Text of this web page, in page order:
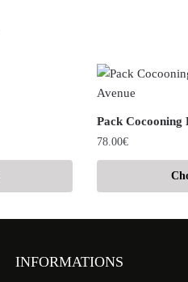
Pack Cocooning
78.00€
INFORMATIONS